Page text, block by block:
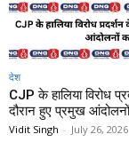
देश
CJP के हालिया विरोध
दौरान हुए प्रमुख आंदोलनों
Vidit Singh - July 26, 2026